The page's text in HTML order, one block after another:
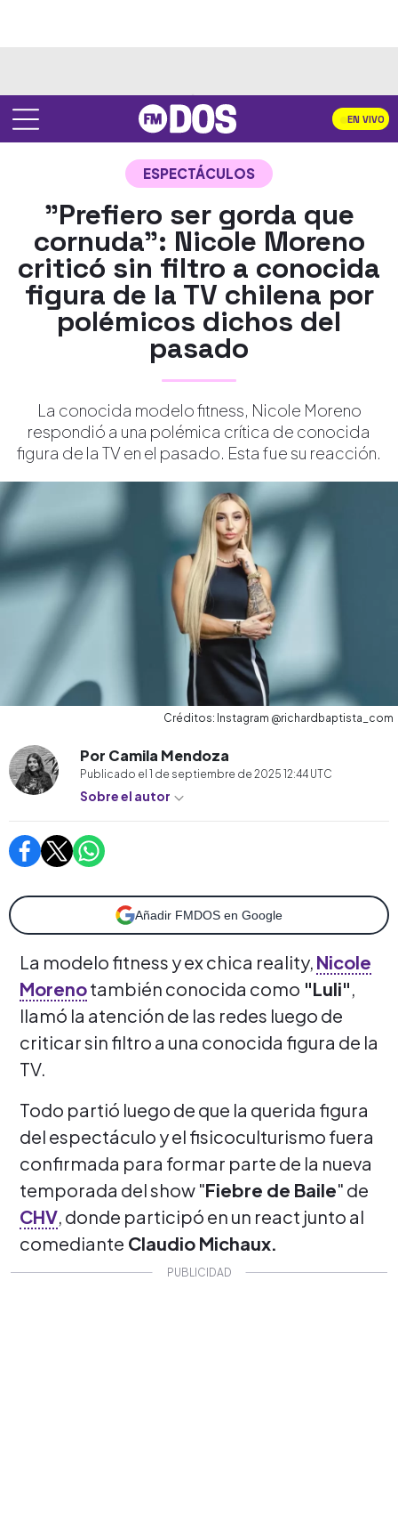
EN VIVO
ESPECTÁCULOS
"Prefiero ser gorda que
cornuda": Nicole Moreno
criticó sin filtro a conocida
figura de la TV chilena por
polémicos dichos del
pasado
La conocida modelo fitness, Nicole Moreno
respondió a una polémica crítica de conocida
figura de la TV en el pasado. Esta fue su reacción.
Créditos: Instagram @richardbaptista_com
Por Camila Mendoza
Publicado el 1 de septiembre de 2025 12:44 UTC
Sobre el autor
Añadir FMDOS en Google
La modelo fitness y ex chica reality, Nicole
Morenotambién conocida como "Luli",
llamó la atención de las redes luego de
criticar sin filtro a una conocida figura de la
TV.
Todo partió luego de que la querida figura
del espectáculo y el fisicoculturismo fuera
confirmada para formar parte de la nueva
temporada del show "Fiebre de Baile" de
CHV, donde participó en un react junto al
comediante Claudio Michaux.